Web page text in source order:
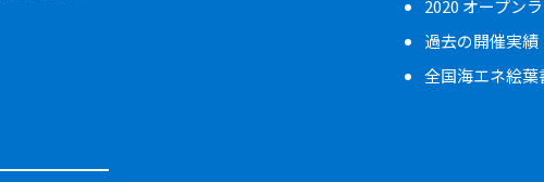
2020 オープン
過去の開催実績
全国海エネ絵葉